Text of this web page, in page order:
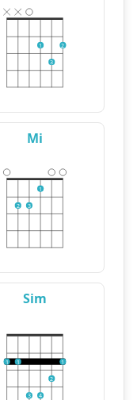
1
3
2
Mi
2 3
1
Sim
1 1
3 4
2
1